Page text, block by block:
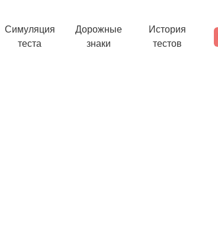
Симуляция
теста
Дорожные
знаки
История
тестов